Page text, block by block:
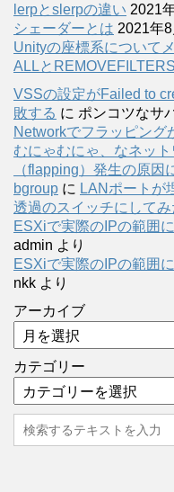
lerpとslerpの違い 2021
シェーダーとは 2021年8
Unityの座標系について
ALLと
VSSの設定がFailed to
敗する に ポンコツなサ
Networkでフラッピング
むにゃむにゃ、なネッ
（flapping）発生の原
bgroup に LANポートが
透過のスイッチにしてみ
ESXiで実際のIPの範囲
admin より
ESXiで実際のIPの範囲
nkk より
アーカイブ
カテゴリー